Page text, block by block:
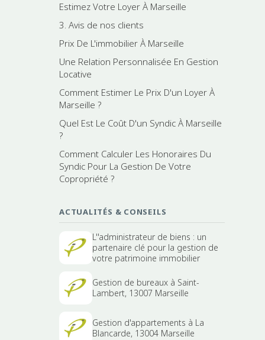
Estimez Votre Loyer À Marseille
3. Avis de nos clients
Prix De L'immobilier À Marseille
Une Relation Personnalisée En Gestion
Locative
Comment Estimer Le Prix D'un Loyer À
Marseille ?
Quel Est Le Coût D'un Syndic À Marseille
?
Comment Calculer Les Honoraires Du
Syndic Pour La Gestion De Votre
Copropriété ?
ACTUALITÉS & CONSEILS
L''administrateur de biens : un
partenaire clé pour la gestion de
votre patrimoine immobilier
Gestion de bureaux à Saint-
Lambert, 13007 Marseille
Gestion d'appartements à La
Blancarde, 13004 Marseille